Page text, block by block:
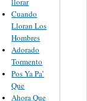
Cuando
Lloran Los
Hombres
Adorado
Tormento
Pos Ya Pa’
Que
Ahora Que